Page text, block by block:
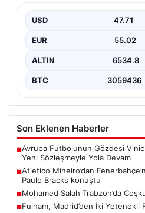
Atletico Mineiro cephesinden
USD 47.71
EUR 55.02
ALTIN 6534.8
BTC 3059436
Son Eklenen Haberler
■Avrupa Futbolunun Gözdesi
Yeni Sözleşmeyle Yola Devam
■Atletico Mineiro’dan
Paulo Bracks konuştu
■Mohamed Salah Trabzon’da
■Fulham, Madrid’den İki